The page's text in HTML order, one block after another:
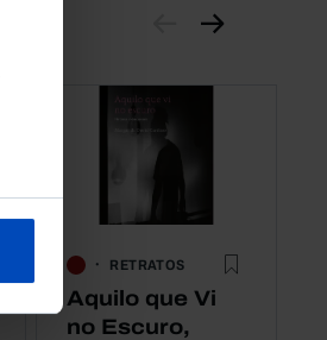
RETRATOS
Aquilo que Vi
no Escuro,